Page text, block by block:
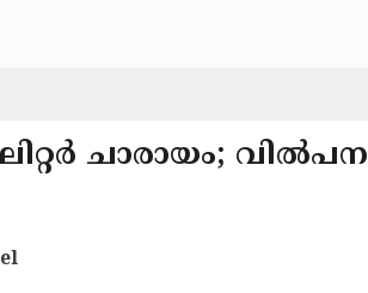
ചാരായം; വിൽപന